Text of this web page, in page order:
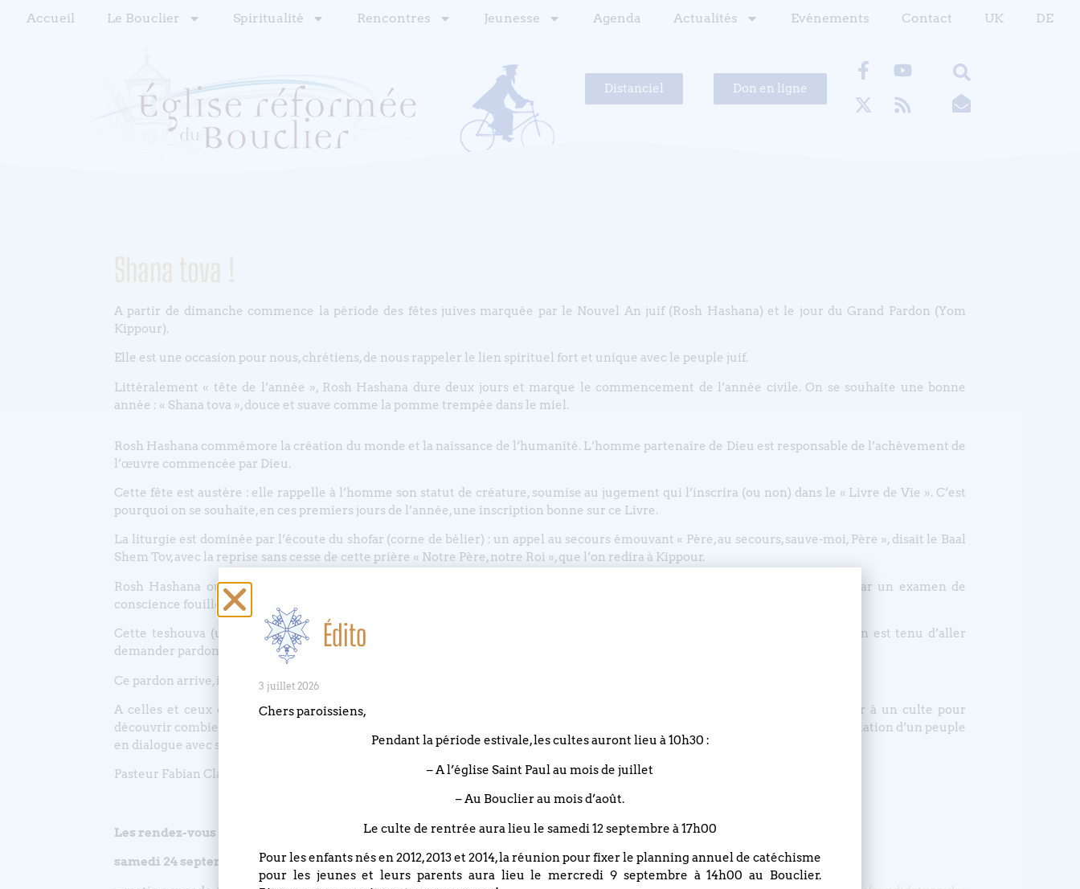
Accueil Le Bouclier Spiritualité Rencontres Jeunesse Agenda Actualités Evénements Contact UK DE
Distanciel Don en ligne
Shana tova !
A partir de dimanche commence la période des fêtes juives marquée par le Nouvel An juif (Rosh Hashana) et le jour du Grand Pardon (Yom
Kippour).
Elle est une occasion pour nous, chrétiens, de nous rappeler le lien spirituel fort et unique avec le peuple juif.
Littéralement « tête de l’année », Rosh Hashana dure deux jours et marque le commencement de l’année civile. On se souhaite une bonne
année : « Shana tova », douce et suave comme la pomme trempée dans le miel.
Rosh Hashana commémore la création du monde et la naissance de l’humanité. L’homme partenaire de Dieu est responsable de l’achèvement de
l’œuvre commencée par Dieu.
Cette fête est austère : elle rappelle à l’homme son statut de créature, soumise au jugement qui l’inscrira (ou non) dans le « Livre de Vie ». C’est
pourquoi on se souhaite, en ces premiers jours de l’année, une inscription bonne sur ce Livre.
La liturgie est dominée par l’écoute du shofar (corne de bélier) : un appel au secours émouvant « Père, au secours, sauve-moi, Père », disait le Baal
Shem Tov, avec la reprise sans cesse de cette prière « Notre Père, notre Roi », que l’on redira à Kippour.
Rosh Hashana ouvre ainsi les « dix jours redoutables », où chacun est invité à une transformation de sa vie intérieure, par un examen de
conscience fouillé, quotidien, et en communauté.
Cette teshouva (un terme souvent employé au Bouclier) est un retour vers Dieu, vers soi-même et vers ses frères, à qui on est tenu d’aller
demander pardon pour les fautes commises.
Ce pardon arrive, il a lieu lors de Yom Kippour, célébré le 5 octobre prochain.
A celles et ceux qui se demanderaient quel peut être le lien avec ce que nous vivons en protestantisme, il suffit d’assister à un culte pour
découvrir combien la liturgie protestante, avec la confession des péchés suivie de l’annonce du pardon, est inspirée par cette relation d’un peuple
en dialogue avec son Dieu.
Pasteur Fabian Clavairoly
Les rendez-vous de la semaine
samedi 24 septembre :
Édito
3 juillet 2026
Chers paroissiens,
Pendant la période estivale, les cultes auront lieu à 10h30 :
– A l’église Saint Paul au mois de juillet
– Au Bouclier au mois d’août.
Le culte de rentrée aura lieu le samedi 12 septembre à 17h00
Pour les enfants nés en 2012, 2013 et 2014, la réunion pour fixer le planning annuel de catéchisme
pour les jeunes et leurs parents aura lieu le mercredi 9 septembre à 14h00 au Bouclier.